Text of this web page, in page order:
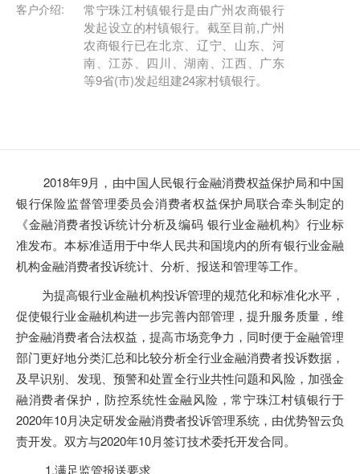
客户介绍:
常宁珠江村镇银行是由广州农商银行
发起设立的村镇银行。截至目前,广州
农商银行已在北京、辽宁、山东、河
南、江苏、四川、湖南、江西、广东
等9省(市)发起组建24家村镇银行。
2018年9月，由中国人民银行金融消费权益保护局和中国
银行保险监督管理委员会消费者权益保护局联合牵头制定的
《金融消费者投诉统计分析及编码 银行业金融机构》行业标
准发布。本标准适用于中华人民共和国境内的所有银行业金融
机构金融消费者投诉统计、分析、报送和管理等工作。
为提高银行业金融机构投诉管理的规范化和标准化水平，
促使银行业金融机构进一步完善内部管理，提升服务质量，维
护金融消费者合法权益，提高市场竞争力，同时便于金融管理
部门更好地分类汇总和比较分析全行业金融消费者投诉数据，
及早识别、发现、预警和处置全行业共性问题和风险，加强金
融消费者保护，防控系统性金融风险，常宁珠江村镇银行于
2020年10月决定研发金融消费者投诉管理系统，由优势智云负
责开发。双方与2020年10月签订技术委托开发合同。
1.满足监管报送要求